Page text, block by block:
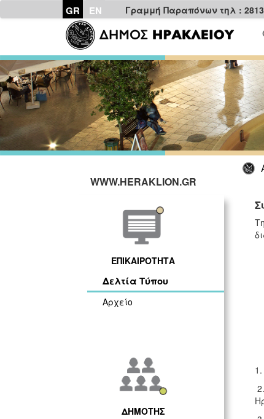
GR EN Γραμμή Παραπόνων τηλ :
WWW.HERAKLION.GR
ΕΠΙΚΑΙΡΟΤΗΤΑ
Δελτία Τύπου
Αρχείο
ΔΗΜΟΤΗΣ